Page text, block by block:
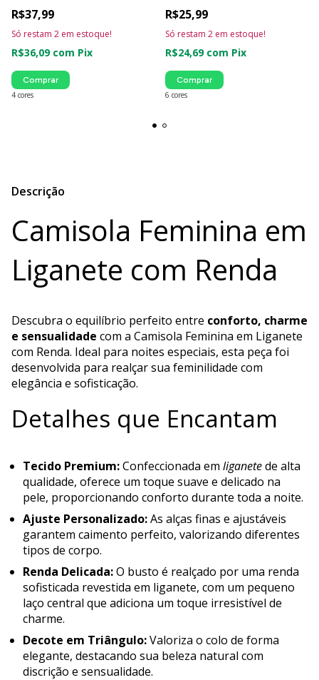
R$37,99
R$36,09 com Pix
Só restam 2 em estoque!
4 cores
Comprar
R$25,99
R$24,69 com Pix
Só restam 2 em estoque!
6 cores
Comprar
Descrição
Camisola Feminina em
Liganete com Renda
Descubra o equilíbrio perfeito entre conforto, charme
e sensualidade com a Camisola Feminina em Liganete
com Renda. Ideal para noites especiais, esta peça foi
desenvolvida para realçar sua feminilidade com
elegância e sofisticação.
Detalhes que Encantam
Tecido Premium:Confeccionada em liganetede alta
qualidade, oferece um toque suave e delicado na
pele, proporcionando conforto durante toda a noite.
Ajuste Personalizado:As alças finas e ajustáveis
garantem caimento perfeito, valorizando diferentes
tipos de corpo.
Renda Delicada:O busto é realçado por uma renda
sofisticada revestida em liganete, com um pequeno
laço central que adiciona um toque irresistível de
charme.
Decote em Triângulo:Valoriza o colo de forma
elegante, destacando sua beleza natural com
discrição e sensualidade.